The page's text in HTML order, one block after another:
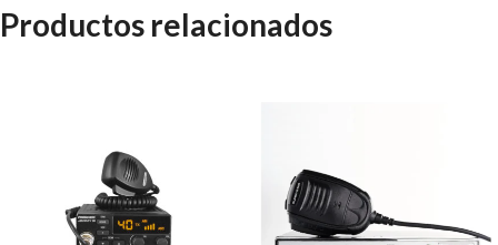
Productos relacionados